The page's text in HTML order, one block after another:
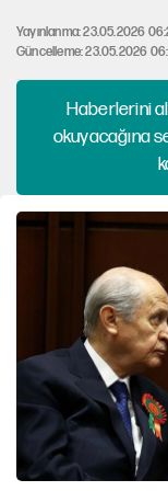
Yayınlanma: 23.05.2026
Güncelleme: 23.05.2026
Haberlerini
okuyacağına